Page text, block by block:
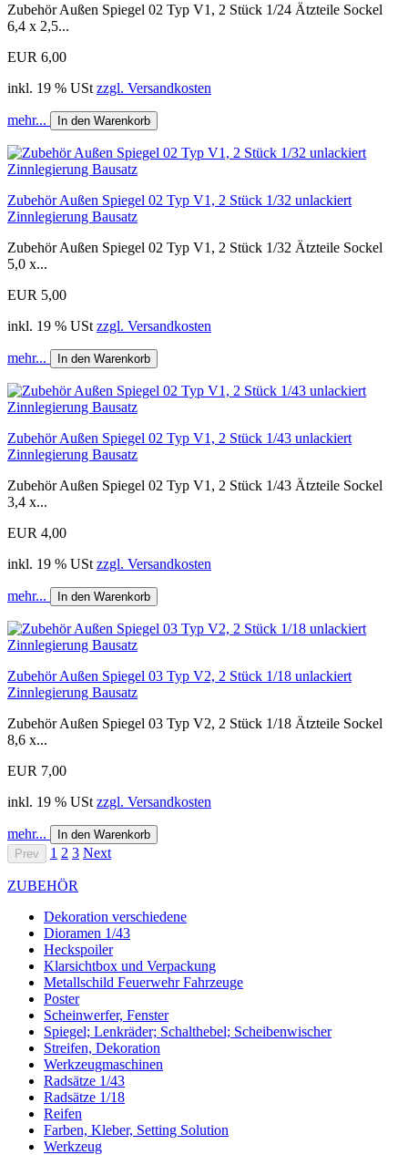
Zubehör Außen Spiegel 02 Typ V1, 2 Stück 1/24 Ätzteile Sockel
6,4 x 2,5...
EUR 6,00
inkl. 19 % USt zzgl. Versandkosten
mehr... In den Warenkorb
Zubehör Außen Spiegel 02 Typ V1, 2 Stück 1/32 unlackiert
Zinnlegierung Bausatz
Zubehör Außen Spiegel 02 Typ V1, 2 Stück 1/32 Ätzteile Sockel
5,0 x...
EUR 5,00
inkl. 19 % USt zzgl. Versandkosten
mehr... In den Warenkorb
Zubehör Außen Spiegel 02 Typ V1, 2 Stück 1/43 unlackiert
Zinnlegierung Bausatz
Zubehör Außen Spiegel 02 Typ V1, 2 Stück 1/43 Ätzteile Sockel
3,4 x...
EUR 4,00
inkl. 19 % USt zzgl. Versandkosten
mehr... In den Warenkorb
Zubehör Außen Spiegel 03 Typ V2, 2 Stück 1/18 unlackiert
Zinnlegierung Bausatz
Zubehör Außen Spiegel 03 Typ V2, 2 Stück 1/18 Ätzteile Sockel
8,6 x...
EUR 7,00
inkl. 19 % USt zzgl. Versandkosten
mehr...
In den Warenkorb
Prev
1 2 3 Next
ZUBEHÖR
Dekoration verschiedene
Dioramen 1/43
Heckspoiler
Klarsichtbox und Verpackung
Metallschild Feuerwehr Fahrzeuge
Poster
Scheinwerfer, Fenster
Spiegel; Lenkräder; Schalthebel; Scheibenwischer
Streifen, Dekoration
Werkzeugmaschinen
Radsätze 1/43
Radsätze 1/18
Reifen
Farben, Kleber, Setting Solution
Werkzeug